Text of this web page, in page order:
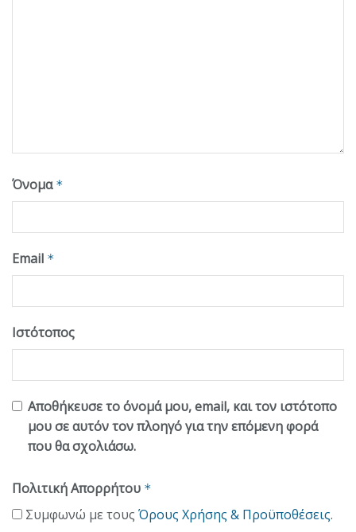
Όνομα *
Email *
Ιστότοπος
Αποθήκευσε το όνομά μου, email, και τον ιστότοπο
μου σε αυτόν τον πλοηγό για την επόμενη φορά
που θα σχολιάσω.
Πολιτική Απορρήτου *
Συμφωνώ με τους Όρους Χρήσης & Προϋποθέσεις.